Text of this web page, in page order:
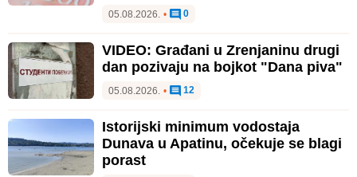
05.08.2026. • 0
VIDEO: Građani u Zrenjaninu drugi
dan pozivaju na bojkot "Dana piva"
05.08.2026. • 12
Istorijski minimum vodostaja
Dunava u Apatinu, očekuje se blagi
porast